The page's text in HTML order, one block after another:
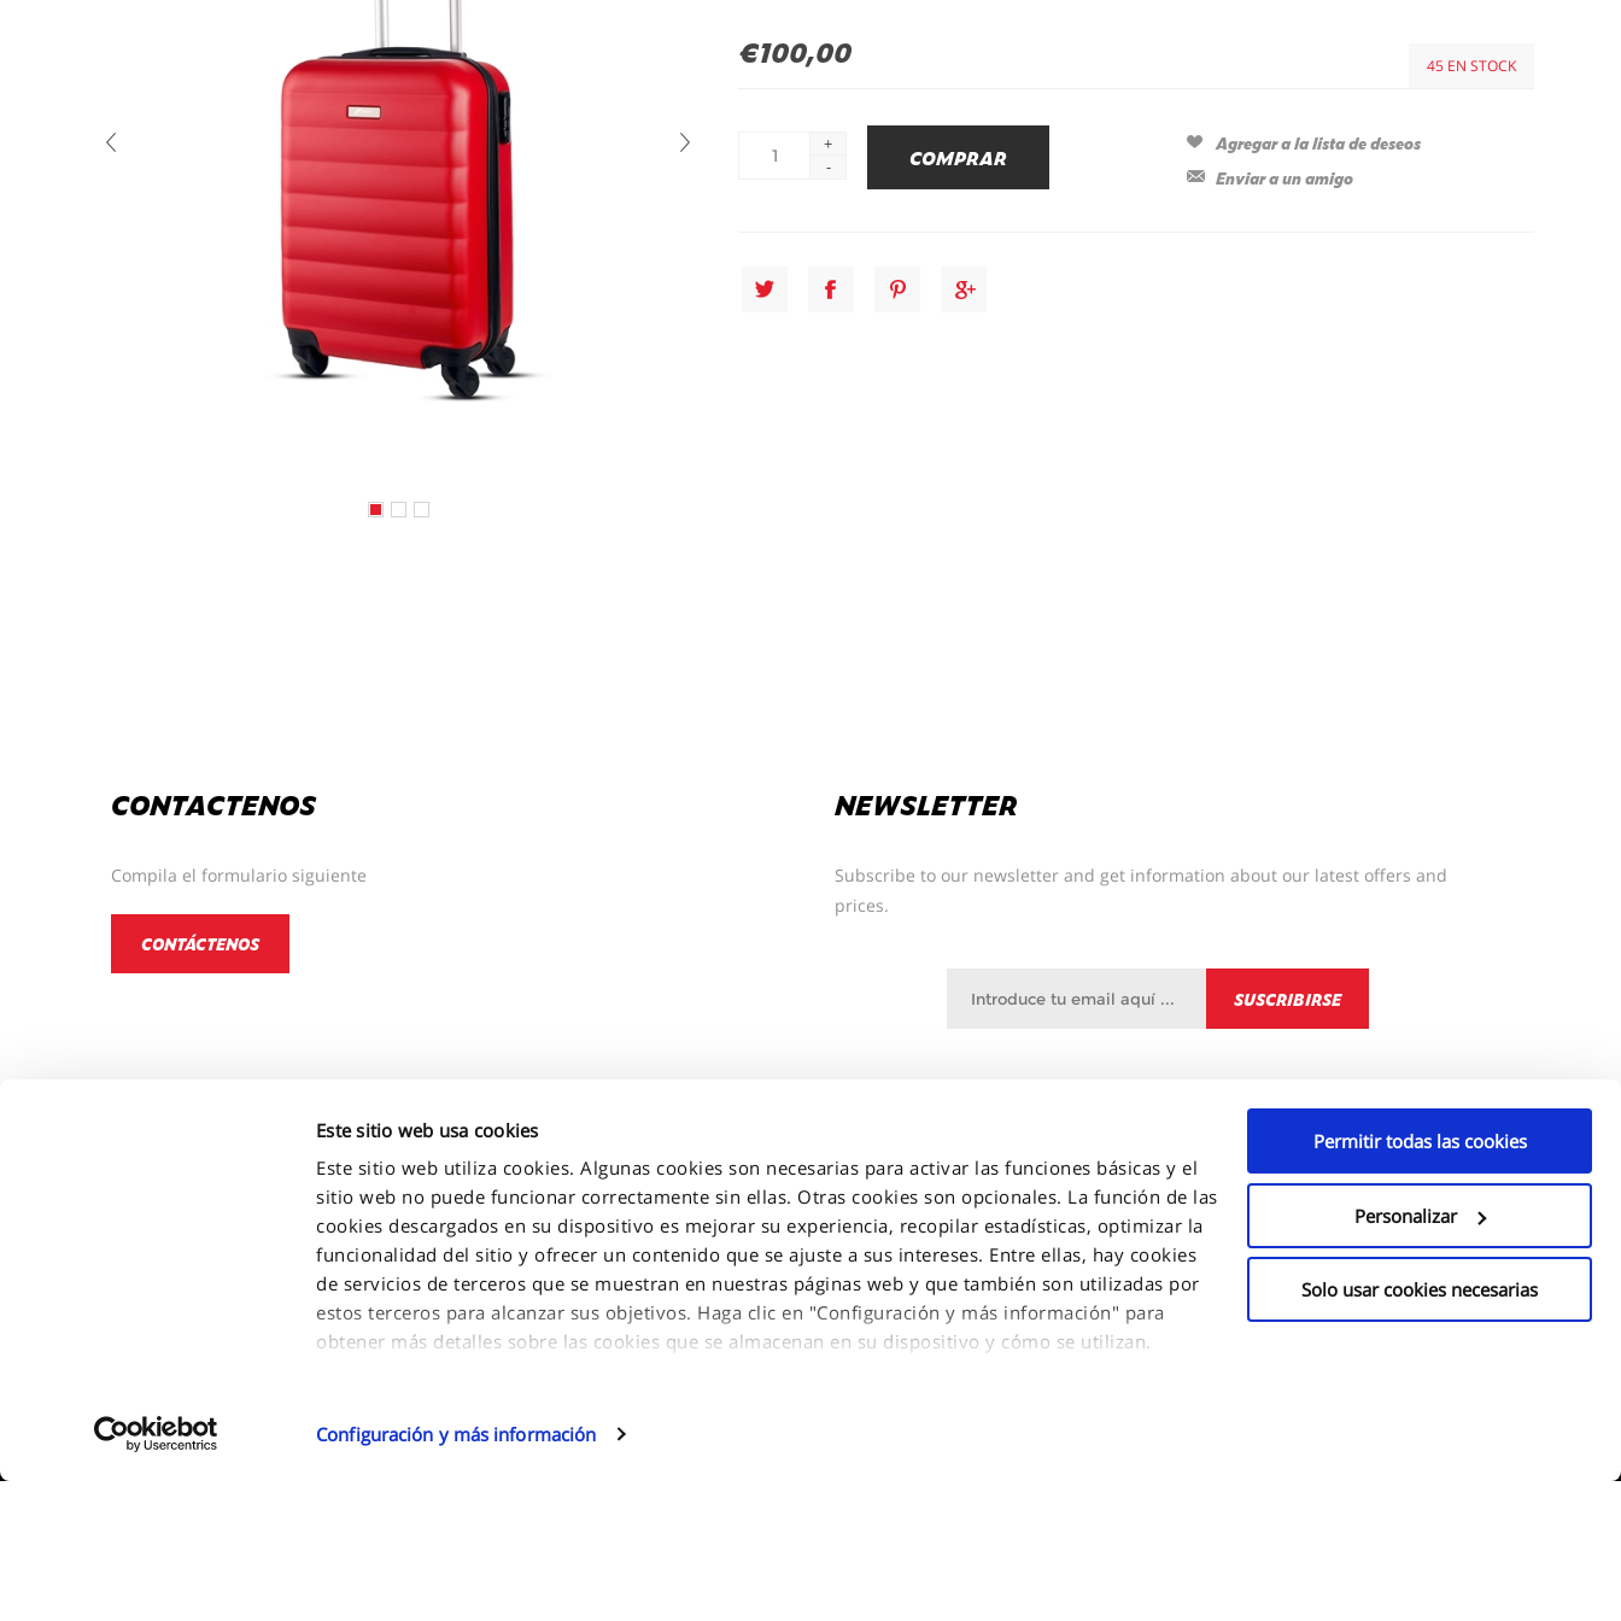
Este sitio web usa cookies
Este sitio web utiliza cookies. Algunas cookies son necesarias para activar las funciones básicas y el
sitio web no puede funcionar correctamente sin ellas. Otras cookies son opcionales. La función de las
cookies descargados en su dispositivo es mejorar su experiencia, recopilar estadísticas, optimizar la
funcionalidad del sitio y ofrecer un contenido que se ajuste a sus intereses. Entre ellas, hay cookies
de servicios de terceros que se muestran en nuestras páginas web y que también son utilizadas por
estos terceros para alcanzar sus objetivos. Haga clic en "Configuración y más información" para
obtener más detalles sobre las cookies que se almacenan en su dispositivo y cómo se utilizan.
Si desea obtener más información y/o seleccionar qué tipos de cookies opcionales puede utilizar este
Configuración y más información
Permitir todas las cookies
Personalizar
Solo usar cookies necesarias
€100,00 45 EN STOCK
+
-
CONTACTENOS
Compila el formulario siguiente
CONTÁCTENOS
NEWSLETTER
Subscribe to our newsletter and get information about our latest offers and
prices.
2011 - 2026 FPT Industrial S.P.A. a brand of IVECO GROUP Via Puglia, 15 10156
Turin - Italy . P.IVA. IT09397710014
INFORMATION
Privacy Policy
Aviso de cookies